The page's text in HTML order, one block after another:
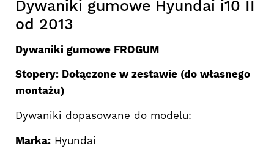
Dywaniki gumowe Hyundai i10 II
od 2013
Dywaniki gumowe FROGUM
Stopery: Dołączone w zestawie (do własnego
montażu)
Dywaniki dopasowane do modelu:
Marka: Hyundai